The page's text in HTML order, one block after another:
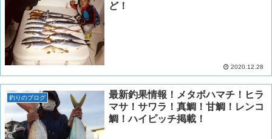
ど！
2020.12.28
釣りのブログ
最新釣果情報！メタボハマチ！ヒラ
マサ！サワラ！真鯛！甘鯛！レンコ
鯛！ハイピッチ掲載！